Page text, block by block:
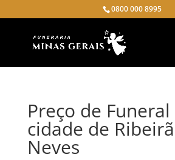
0800 000 8995
Preço de Funeral
cidade de
Neves